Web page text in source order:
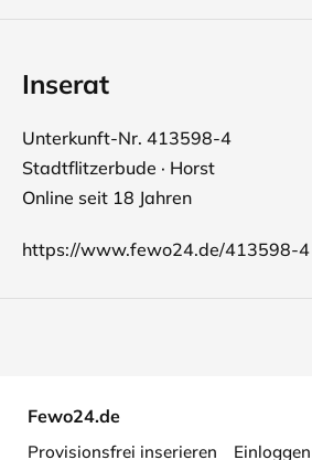
Inserat
Unterkunft-Nr. 413598-4
Stadtflitzerbude · Horst
Online seit 18 Jahren
https://www.fewo24.de/413598-4
Fewo24.de
Provisionsfrei inserieren Einloggen